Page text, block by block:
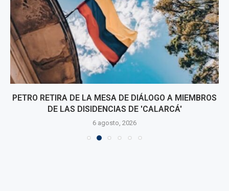
PETRO RETIRA DE LA MESA DE DIÁLOGO A MIEMBROS
DE LAS DISIDENCIAS DE 'CALARCÁ'
6 agosto, 2026